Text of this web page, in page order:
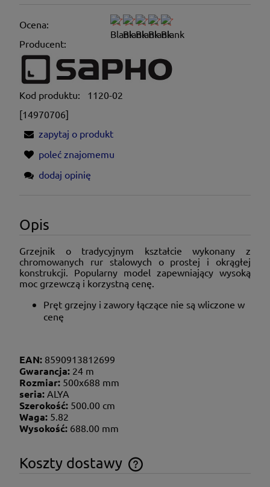
Ocena:
Producent:
Kod produktu:
1120-02
[14970706]
zapytaj o produkt
poleć znajomemu
dodaj opinię
Opis
Grzejnik o tradycyjnym kształcie wykonany z
chromowanych rur stalowych o prostej i okrągłej
konstrukcji. Popularny model zapewniający wysoką
moc grzewczą i korzystną cenę.
Pręt grzejny i zawory łączące nie są wliczone w
cenę
EAN: 8590913812699
Gwarancja: 24 m
Rozmiar: 500x688 mm
seria: ALYA
Szerokość: 500.00 cm
Waga: 5.82
Wysokość: 688.00 mm
Koszty dostawy
Cena nie zawiera ewentualnych kosztów płatności